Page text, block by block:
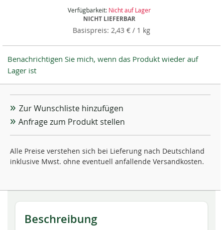
2,43 € / 1 kg
Verfügbarkeit: Nicht auf Lager
NICHT LIEFERBAR
Benachrichtigen Sie mich, wenn das Produkt wieder auf
Lager ist
Zur Wunschliste hinzufügen
Anfrage zum Produkt stellen
Alle Preise verstehen sich bei Lieferung nach Deutschland
inklusive Mwst. ohne eventuell anfallende Versandkosten.
Beschreibung